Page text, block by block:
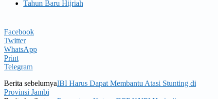
Tahun Baru Hijriah
Facebook
Twitter
WhatsApp
Print
Telegram
Berita sebelumyaIBI Harus Dapat Membantu Atasi Stunting di
Provinsi Jambi